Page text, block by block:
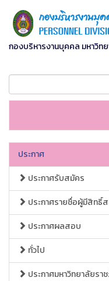
กองบริหารงานบุคคล มหาวิท
ประกาศ
ประกาศรับสมัคร
ประกาศรายชื่อผู้มีสิทธิ์
ประกาศผลสอบ
ทั่วไป
ประกาศมหาวิทยาลัยร